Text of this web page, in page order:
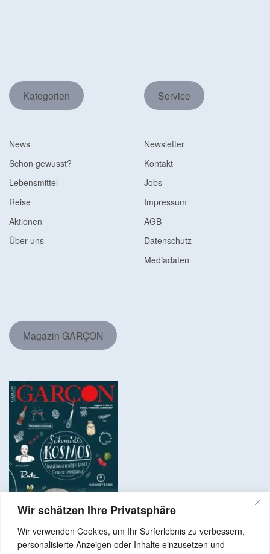
Wir schätzen Ihre Privatsphäre
Wir verwenden Cookies, um Ihr Surferlebnis zu verbessern,
personalisierte Anzeigen oder Inhalte einzusetzen und
Kategorien
News
Schon gewusst?
Lebensmittel
Reise
Aktionen
Über uns
Service
Newsletter
Kontakt
Jobs
Impressum
AGB
Datenschutz
Mediadaten
Magazin GARÇON